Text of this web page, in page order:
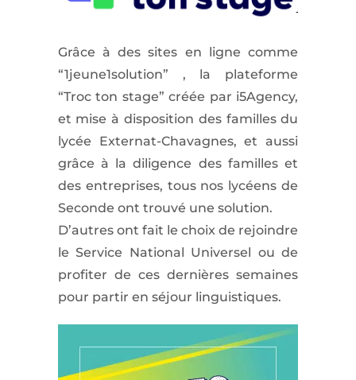
Grâce à des sites en ligne comme
“1jeune1solution” , la plateforme
“Troc ton stage” créée par i5Agency,
et mise à disposition des familles du
lycée Externat-Chavagnes, et aussi
grâce à la diligence des familles et
des entreprises, tous nos lycéens de
Seconde ont trouvé une solution.
D’autres ont fait le choix de rejoindre
le Service National Universel ou de
profiter de ces dernières semaines
pour partir en séjour linguistiques.